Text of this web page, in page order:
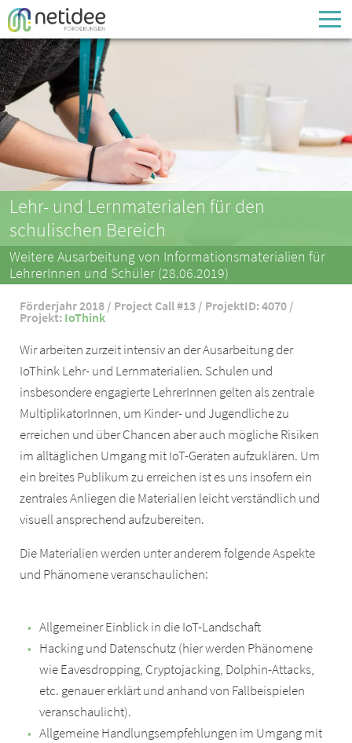
Enter your username or email address
Passwort
Passwort vergessen
Lehr- und Lernmaterialen für den
schulischen Bereich
Weitere Ausarbeitung von Informationsmaterialien für
LehrerInnen und Schüler (28.06.2019)
Förderjahr 2018 / Project Call #13 / ProjektID: 4070 /
Projekt: IoThink
Wir arbeiten zurzeit intensiv an der Ausarbeitung der
IoThink Lehr- und Lernmaterialien. Schulen und
insbesondere engagierte LehrerInnen gelten als zentrale
MultiplikatorInnen, um Kinder- und Jugendliche zu
erreichen und über Chancen aber auch mögliche Risiken
im alltäglichen Umgang mit IoT-Geräten aufzuklären. Um
ein breites Publikum zu erreichen ist es uns insofern ein
zentrales Anliegen die Materialien leicht verständlich und
visuell ansprechend aufzubereiten.
Die Materialien werden unter anderem folgende Aspekte
und Phänomene veranschaulichen:
Allgemeiner Einblick in die IoT-Landschaft
Hacking und Datenschutz (hier werden Phänomene
wie Eavesdropping, Cryptojacking, Dolphin-Attacks,
etc. genauer erklärt und anhand von Fallbeispielen
veranschaulicht).
Allgemeine Handlungsempfehlungen im Umgang mit